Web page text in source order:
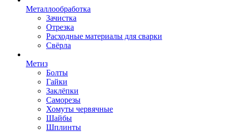
Металлообработка
Зачистка
Отрезка
Расходные материалы для сварки
Свёрла
Метиз
Болты
Гайки
Заклёпки
Саморезы
Хомуты червячные
Шайбы
Шплинты